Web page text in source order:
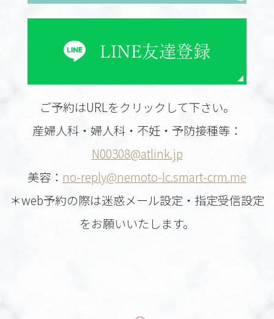
LINE友達登録
ご予約はURLをクリックして下さい。
産婦人科・婦人科・不妊・予防接種等：
N00308@atlink.jp
美容： no-reply@nemoto-lc.smart-crm.me
＊web予約の際は迷惑メール設定・指定受信設定
をお願いいたします。